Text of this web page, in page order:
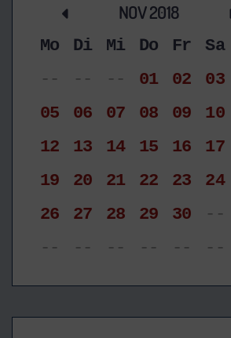
NOV 2018
Mo Di Mi Do Fr Sa
--
-- -- 01 02 03
05
06 07 08 09 10
12
13 14 15 16 17
19
20 21 22 23 24
26
27 28 29 30 --
--
-- -- -- -- --